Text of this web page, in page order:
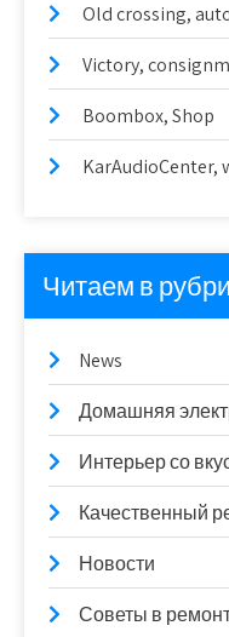
Old crossing,
Victory,
Boombox, Shop
KarAudioCenter,
Читаем в
News
Домашняя
Интерьер со
Качественный
Новости
Советы в